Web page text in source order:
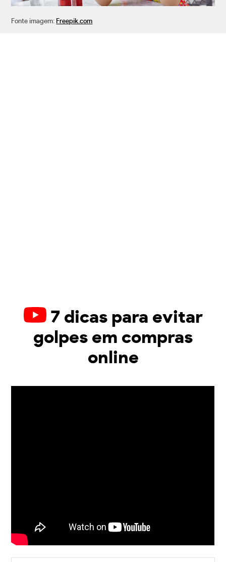
Fonte imagem: Freepik.com
7 dicas para evitar
golpes em compras
online